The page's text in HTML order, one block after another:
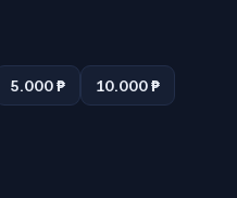
5.000 ₱ 10.000 ₱